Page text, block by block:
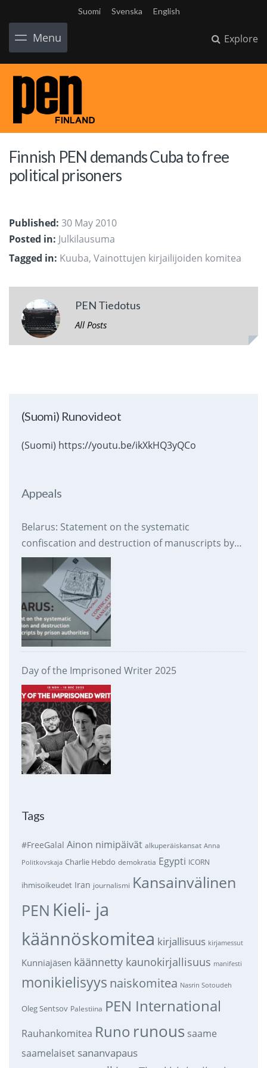
Suomi Svenska English
Menu Explore
Finnish PEN demands Cuba to free
political prisoners
Published: 30 May 2010
Posted in: Julkilausuma
Tagged in: Kuuba, Vainottujen kirjailijoiden komitea
PEN Tiedotus
All Posts
(Suomi) Runovideot
(Suomi) https://youtu.be/ikXkHQ3yQCo
Appeals
Belarus: Statement on the systematic
confiscation and destruction of manuscripts by
prison authorities
Day of the Imprisoned Writer 2025
Tags
#FreeGalal Ainon nimipäivät alkuperäiskansat Anna
Politkovskaja Charlie Hebdo demokratia Egypti ICORN
ihmisoikeudet Iran journalismi Kansainvälinen
PEN Kieli- ja
käännöskomitea kirjallisuus kirjamessut
Kunniajäsen käännetty kaunokirjallisuus manifesti
monikielisyys naiskomitea Nasrin Sotoudeh
Oleg Sentsov Palestiina PEN International
Rauhankomitea Runo runous saame
saamelaiset sananvapaus